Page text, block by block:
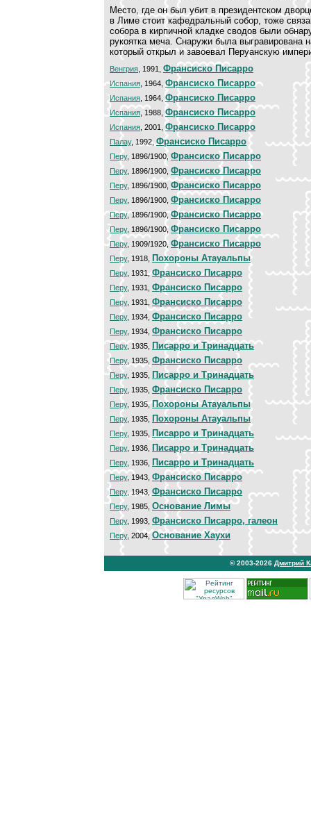
Место, где он был убит в президентском
в Лиме стоит кафедральный собор, тоже
собора в кирпичной кладке сводов были
рукоятка меча. Снаружи была выгравирована
который открыл и завоевал Перуанскую
Венгрия , 1991, Франсиско Писарро
Испания , 1964,Франсиско Писарро
Испания , 1964,Франсиско Писарро
Испания , 1988,Франсиско Писарро
Испания , 2001,Франсиско Писарро
Палау, 1992, Франсиско Писарро
Перу, 1896/1900, Франсиско Писарро
Перу, 1896/1900, Франсиско Писарро
Перу, 1896/1900, Франсиско Писарро
Перу, 1896/1900, Франсиско Писарро
Перу, 1896/1900,Франсиско Писарро
Перу, 1896/1900, Франсиско Писарро
Перу, 1909/1920, Франсиско Писарро
Перу, 1918, Похороны Атауальпы
Перу, 1931,Франсиско Писарро
Перу, 1931, Франсиско Писарро
Перу, 1931, Франсиско Писарро
Перу, 1934, Франсиско Писарро
Перу, 1934, Франсиско Писарро
Перу, 1935, Писарро и Тринадцать
Перу, 1935, Франсиско Писарро
Перу, 1935, Писарро и Тринадцать
Перу, 1935, Франсиско Писарро
Перу, 1935,Похороны Атауальпы
Перу, 1935, Похороны Атауальпы
Перу, 1935, Писарро и Тринадцать
Перу, 1936, Писарро и Тринадцать
Перу, 1936, Писарро и Тринадцать
Перу, 1943, Франсиско Писарро
Перу, 1943, Франсиско Писарро
Перу, 1985, Основание Лимы
Перу, 1993, Франсиско Писарро, галеон
Перу, 2004,Основание Хаухи
© 2003-2026 Дмитрий